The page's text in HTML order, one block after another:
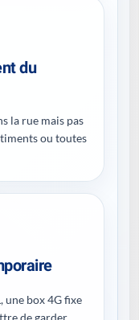
du
la rue mais pas
ou toutes
une box 4G fixe
de garder